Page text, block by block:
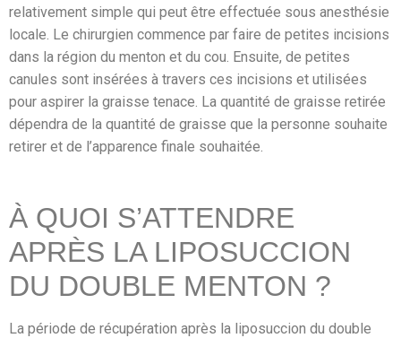
relativement simple qui peut être effectuée sous anesthésie
locale. Le chirurgien commence par faire de petites incisions
dans la région du menton et du cou. Ensuite, de petites
canules sont insérées à travers ces incisions et utilisées
pour aspirer la graisse tenace. La quantité de graisse retirée
dépendra de la quantité de graisse que la personne souhaite
retirer et de l’apparence finale souhaitée.
À QUOI S’ATTENDRE
APRÈS LA LIPOSUCCION
DU DOUBLE MENTON ?
La période de récupération après la liposuccion du double